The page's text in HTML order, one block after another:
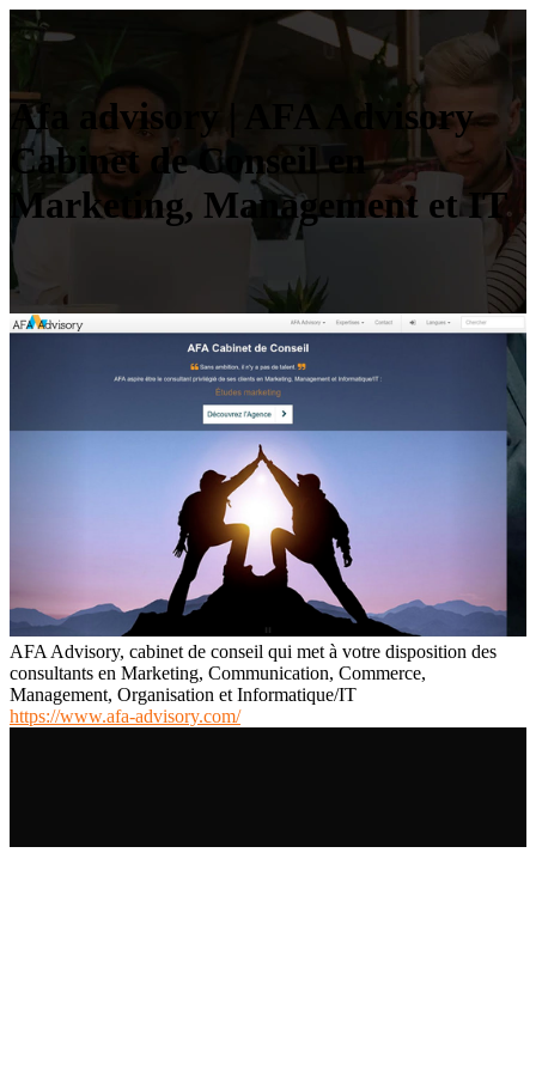
Afa advisory | AFA Advisory
Cabinet de Conseil en
Marketing, Management et IT
AFA Advisory, cabinet de conseil qui met à votre disposition des
consultants en Marketing, Communication, Commerce,
Management, Organisation et Informatique/IT
https://www.afa-advisory.com/